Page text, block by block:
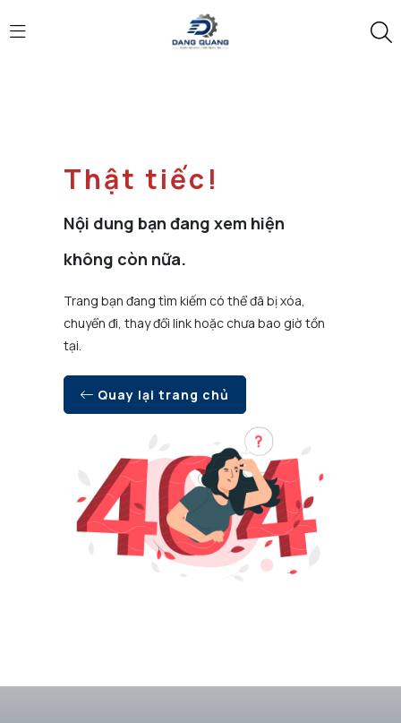
Thật tiếc!
Nội dung bạn đang xem hiện
không còn nữa.
Trang bạn đang tìm kiếm có thể đã bị xóa,
chuyển đi, thay đổi link hoặc chưa bao giờ tồn
tại.
Quay lại trang chủ